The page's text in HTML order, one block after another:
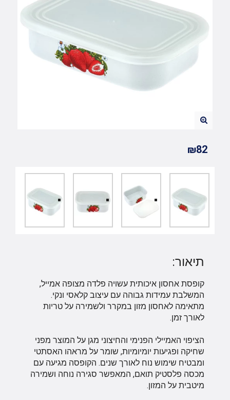
₪82
תיאור:
קופסת אחסון איכותית עשויה פלדה מצופה אמייל,
המשלבת עמידות גבוהה עם עיצוב קלאסי ונקי.
מתאימה לאחסון מזון במקרר ולשמירה על טריות
לאורך זמן.
הציפוי האמיילי הפנימי והחיצוני מגן על המוצר מפני
שחיקה ופגיעות יומיומיות, שומר על מראהו האסתטי
ומבטיח שימוש נוח לאורך שנים. הקופסה מגיעה עם
מכסה פלסטיק תואם, המאפשר סגירה נוחה ושמירה
מיטבית על המזון.